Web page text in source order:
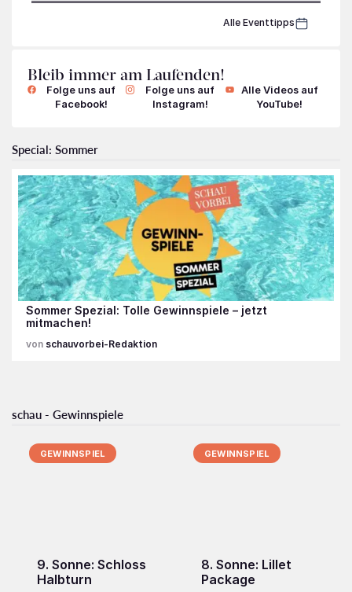
Alle Eventtipps
Bleib immer am Laufenden!
Special: Sommer
Sommer Spezial: Tolle Gewinnspiele – jetzt
mitmachen!
schauvorbei-Redaktion
schau - Gewinnspiele
GEWINNSPIEL
9. Sonne: Schloss
Halbturn
GEWINNSPIEL
8. Sonne: Lillet
Package